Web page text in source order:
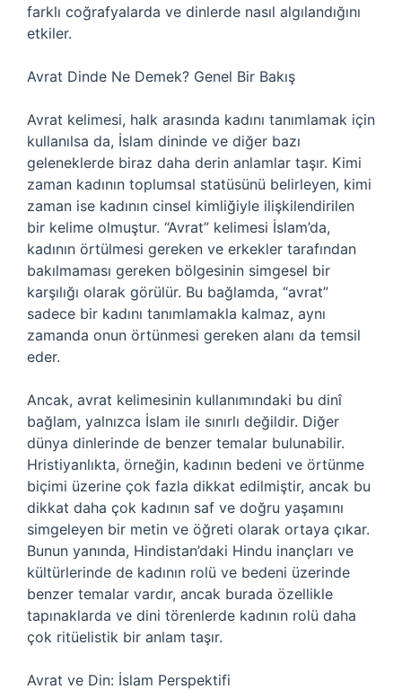
farklı coğrafyalarda ve dinlerde nasıl algılandığını
etkiler.
Avrat Dinde Ne Demek? Genel Bir Bakış
Avrat kelimesi, halk arasında kadını tanımlamak için
kullanılsa da, İslam dininde ve diğer bazı
geleneklerde biraz daha derin anlamlar taşır. Kimi
zaman kadının toplumsal statüsünü belirleyen, kimi
zaman ise kadının cinsel kimliğiyle ilişkilendirilen
bir kelime olmuştur. “Avrat” kelimesi İslam’da,
kadının örtülmesi gereken ve erkekler tarafından
bakılmaması gereken bölgesinin simgesel bir
karşılığı olarak görülür. Bu bağlamda, “avrat”
sadece bir kadını tanımlamakla kalmaz, aynı
zamanda onun örtünmesi gereken alanı da temsil
eder.
Ancak, avrat kelimesinin kullanımındaki bu dinî
bağlam, yalnızca İslam ile sınırlı değildir. Diğer
dünya dinlerinde de benzer temalar bulunabilir.
Hristiyanlıkta, örneğin, kadının bedeni ve örtünme
biçimi üzerine çok fazla dikkat edilmiştir, ancak bu
dikkat daha çok kadının saf ve doğru yaşamını
simgeleyen bir metin ve öğreti olarak ortaya çıkar.
Bunun yanında, Hindistan’daki Hindu inançları ve
kültürlerinde de kadının rolü ve bedeni üzerinde
benzer temalar vardır, ancak burada özellikle
tapınaklarda ve dini törenlerde kadının rolü daha
çok ritüelistik bir anlam taşır.
Avrat ve Din: İslam Perspektifi